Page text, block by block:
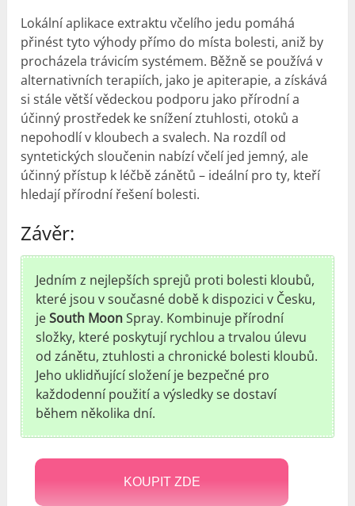
Lokální aplikace extraktu včelího jedu pomáhá
přinést tyto výhody přímo do místa bolesti, aniž by
procházela trávicím systémem. Běžně se používá v
alternativních terapiích, jako je apiterapie, a získává
si stále větší vědeckou podporu jako přírodní a
účinný prostředek ke snížení ztuhlosti, otoků a
nepohodlí v kloubech a svalech. Na rozdíl od
syntetických sloučenin nabízí včelí jed jemný, ale
účinný přístup k léčbě zánětů – ideální pro ty, kteří
hledají přírodní řešení bolesti.
Závěr:
Jedním z nejlepších sprejů proti bolesti kloubů,
které jsou v současné době k dispozici v Česku,
jeSouth MoonSpray. Kombinuje přírodní
složky, které poskytují rychlou a trvalou úlevu
od zánětu, ztuhlosti a chronické bolesti kloubů.
Jeho uklidňující složení je bezpečné pro
každodenní použití a výsledky se dostaví
během několika dní.
KOUPIT ZDE